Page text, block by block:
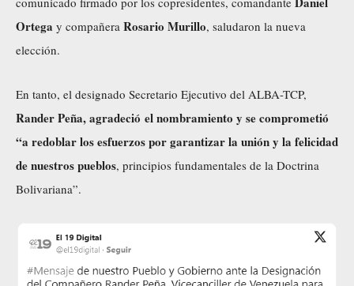
Ortega y compañera Rosario Murillo, saludaron la nueva
elección.
En tanto, el designado Secretario Ejecutivo del ALBA-TCP,
Rander Peña, agradeció el nombramiento y se comprometió
“a redoblar los esfuerzos por garantizar la unión y la felicidad
de nuestros pueblos, principios fundamentales de la Doctrina
Bolivariana”.